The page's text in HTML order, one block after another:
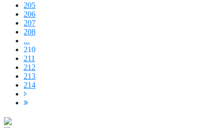
205
206
207
208
...
210
211
212
213
214